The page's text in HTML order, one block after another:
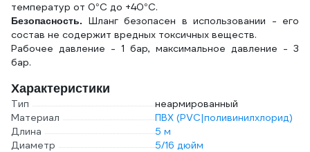
температур от 0°С до +40°C.
Безопасность.
Шланг безопасен в использовании - его
состав не содержит вредных токсичных веществ.
Рабочее давление - 1 бар, максимальное давление - 3
бар.
Характеристики
Тип
неармированный
Материал
ПВХ (PVC|поливинилхлорид)
Длина
5 м
Диаметр
5/16 дюйм